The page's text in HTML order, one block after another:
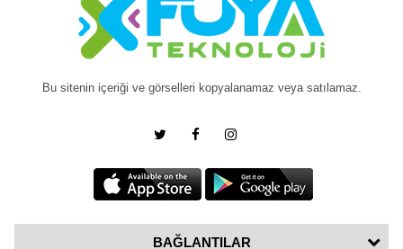
Bu sitenin içeriği ve görselleri kopyalanamaz veya satılamaz.
BAĞLANTILAR